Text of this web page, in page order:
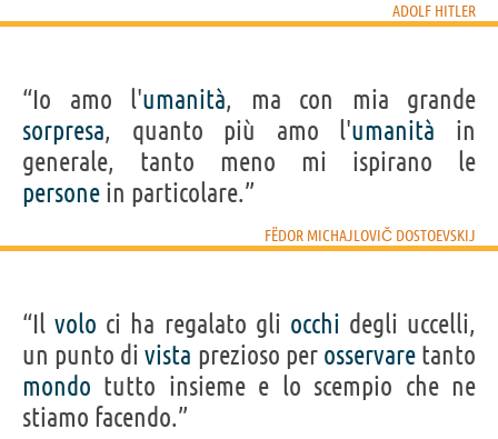
ADOLF HITLER
“Io amo l'umanità, ma con mia grande
sorpresa, quanto più amo l'umanità in
generale, tanto meno mi ispirano le
persone in particolare.”
FËDOR MICHAJLOVIČ DOSTOEVSKIJ
“Ilvolo ci ha regalato gli occhi degli uccelli,
un punto divista prezioso per osservaretanto
mondo tutto insieme e lo scempio che ne
stiamo facendo.”